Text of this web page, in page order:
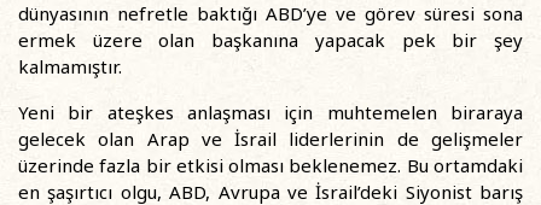
dünyasının nefretle baktığı ABD’ye ve görev süresi sona
ermek üzere olan başkanına yapacak pek bir şey
kalmamıştır.
Yeni bir ateşkes anlaşması için muhtemelen biraraya
gelecek olan Arap ve İsrail liderlerinin de gelişmeler
üzerinde fazla bir etkisi olması beklenemez. Bu ortamdaki
en şaşırtıcı olgu, ABD, Avrupa ve İsrail’deki Siyonist barış